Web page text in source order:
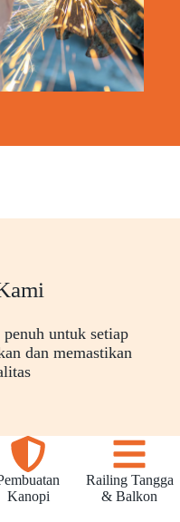
untuk setiap
dan memastikan
Kanopi
Railing Tangga
& Balkon